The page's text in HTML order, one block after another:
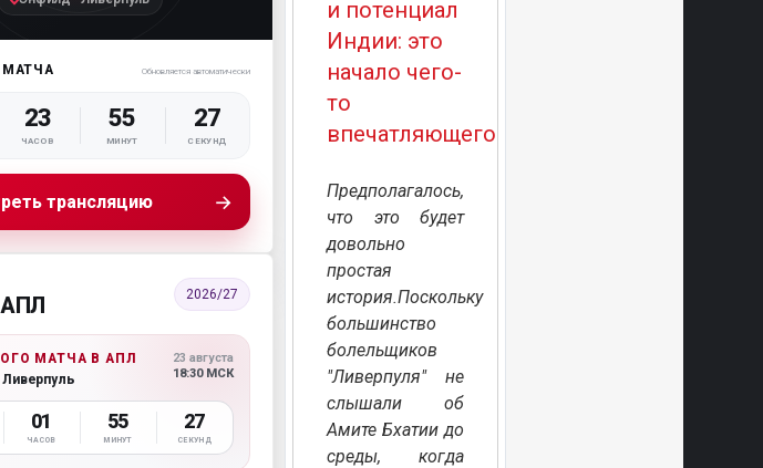
Обновляется автоматически
23
ЧАСОВ
55
МИНУТ
25
СЕКУНД
трансляцию →
АПЛ 2026/27
МАТЧА В АПЛ
23 августа
18:30 МСК
01
ЧАСОВ
55
МИНУТ
25
СЕКУНД
и потенциал
Индии: это
начало чего-
то
впечатляющего?
Предполагалось,
что это будет
довольно
простая
история.Поскольку
большинство
болельщиков
"Ливерпуля" не
слышали об
Амите Бхатии до
среды, когда